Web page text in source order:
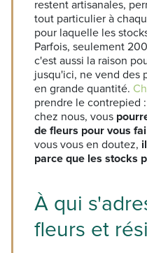
restent artisanales,
tout particulier à
pour laquelle les
Parfois, seulement
c'est aussi la raison
jusqu'ici, ne vend des
en grande quantité.
prendre le contrepied
chez nous, vous
de fleurs pour vous
vous vous en doutez,
parce que les stocks
À qui
fleurs et